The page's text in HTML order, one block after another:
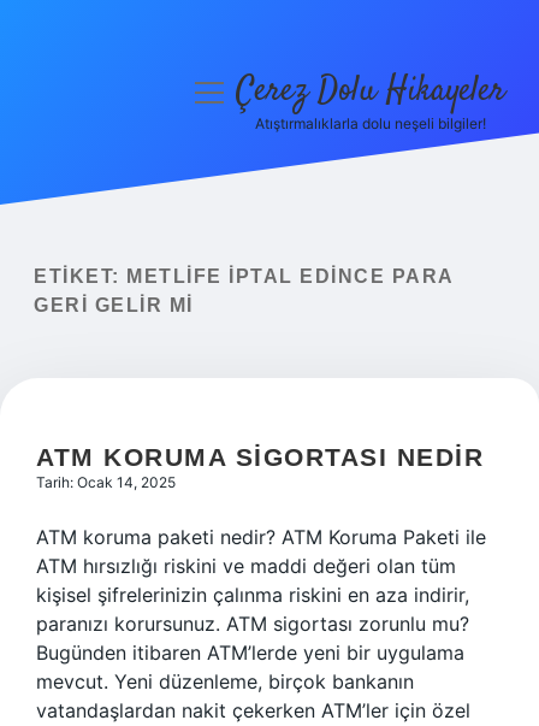
Yasal Uyarı
menüyüÇerez Dolu Hikayeler
Atıştırmalıklarla dolu neşeli bilgiler!
ETIKET:
METLIFE IPTAL EDINCE PARA
GERI GELIR MI
ATM KORUMA SIGORTASI NEDIR
Tarih: Ocak 14, 2025
ATM koruma paketi nedir? ATM Koruma Paketi ile
ATM hırsızlığı riskini ve maddi değeri olan tüm
kişisel şifrelerinizin çalınma riskini en aza indirir,
paranızı korursunuz. ATM sigortası zorunlu mu?
Bugünden itibaren ATM’lerde yeni bir uygulama
mevcut. Yeni düzenleme, birçok bankanın
vatandaşlardan nakit çekerken ATM’ler için özel